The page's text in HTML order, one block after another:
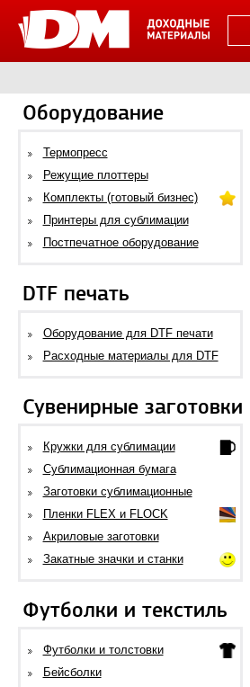
Оборудование
Термопресс
Режущие плоттеры
Комплекты (готовый бизнес)
Принтеры для сублимации
Постпечатное оборудование
DTF печать
Оборудование для DTF печати
Расходные материалы для DTF
Сувенирные заготовки
Кружки для сублимации
Сублимационная бумага
Заготовки сублимационные
Пленки FLEX и FLOCK
Акриловые заготовки
Закатные значки и станки
Футболки и текстиль
Футболки и толстовки
Бейсболки